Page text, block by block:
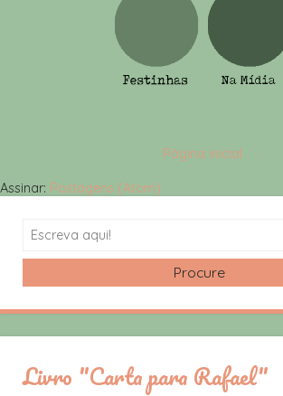
Página inicial
Assinar: Postagens (Atom)
Search
Livro "Carta para Rafael"